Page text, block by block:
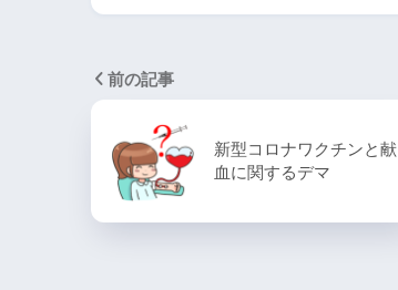
前の記事
新型コロナワクチンと献
血に関するデマ